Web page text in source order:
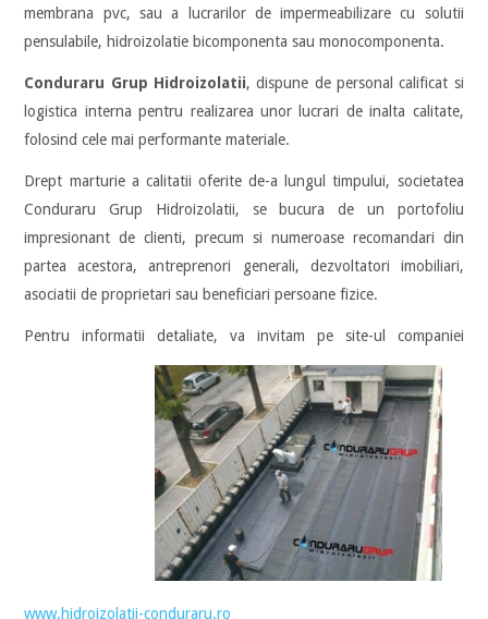
membrana pvc, sau a lucrarilor de impermeabilizare cu solutii
pensulabile, hidroizolatie bicomponenta sau monocomponenta.
Conduraru Grup Hidroizolatii, dispune de personal calificat si
logistica interna pentru realizarea unor lucrari de inalta calitate,
folosind cele mai performante materiale.
Drept marturie a calitatii oferite de-a lungul timpului, societatea
Conduraru Grup Hidroizolatii, se bucura de un portofoliu
impresionant de clienti, precum si numeroase recomandari din
partea acestora, antreprenori generali, dezvoltatori imobiliari,
asociatii de proprietari sau beneficiari persoane fizice.
Pentru informatii detaliate, va invitam pe site-ul companiei
www.hidroizolatii-conduraru.ro